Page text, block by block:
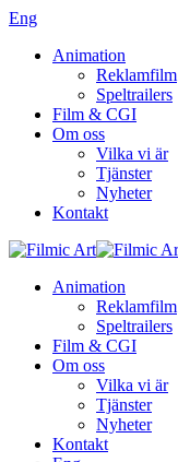
Eng
Animation
Reklamfilm
Speltrailers
Film & CGI
Om oss
Vilka vi är
Tjänster
Nyheter
Kontakt
Animation
Reklamfilm
Speltrailers
Film & CGI
Om oss
Vilka vi är
Tjänster
Nyheter
Kontakt